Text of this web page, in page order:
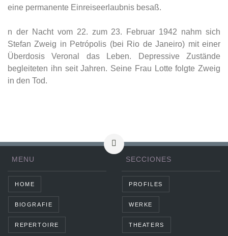
eine permanente Einreiseerlaubnis besaß.
n der Nacht vom 22. zum 23. Februar 1942 nahm sich
Stefan Zweig in Petrópolis (bei Rio de Janeiro) mit einer
Überdosis Veronal das Leben. Depressive Zustände
begleiteten ihn seit Jahren. Seine Frau Lotte folgte Zweig
in den Tod.
MENU
HOME
BIOGRAFIE
REPERTOIRE
SECCIONES
PROFILES
WERKE
THEATERS